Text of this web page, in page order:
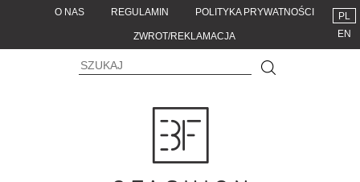
O NAS REGULAMIN POLITYKA PRYWATNOŚCI
ZWROT/REKLAMACJA
PL
EN